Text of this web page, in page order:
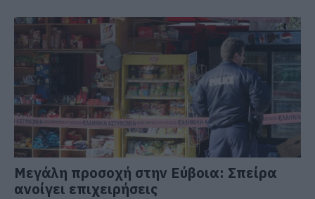
Μεγάλη προσοχή στην Εύβοια: Σπείρα
ανοίγει επιχειρήσεις